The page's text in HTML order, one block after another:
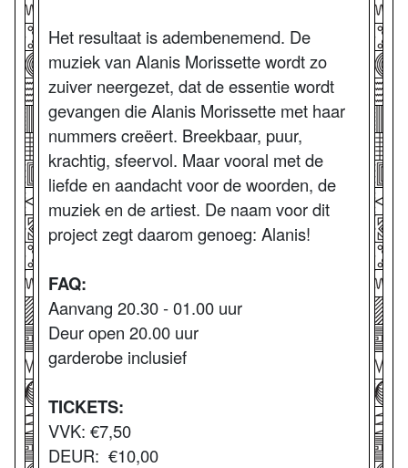
Het resultaat is adembenemend. De
muziek van Alanis Morissette wordt zo
zuiver neergezet, dat de essentie wordt
gevangen die Alanis Morissette met haar
nummers creëert. Breekbaar, puur,
krachtig, sfeervol. Maar vooral met de
liefde en aandacht voor de woorden, de
muziek en de artiest. De naam voor dit
project zegt daarom genoeg: Alanis!
FAQ:
Aanvang 20.30 - 01.00 uur
Deur open 20.00 uur
garderobe inclusief
TICKETS:
VVK: €7,50
DEUR: €10,00